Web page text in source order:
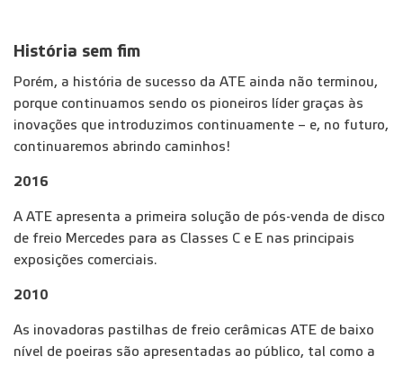
História sem fim
Porém, a história de sucesso da ATE ainda não terminou,
porque continuamos sendo os pioneiros líder graças às
inovações que introduzimos continuamente – e, no futuro,
continuaremos abrindo caminhos!
2016
A ATE apresenta a primeira solução de pós-venda de disco
de freio Mercedes para as Classes C e E nas principais
exposições comerciais.
2010
As inovadoras pastilhas de freio cerâmicas ATE de baixo
nível de poeiras são apresentadas ao público, tal como a